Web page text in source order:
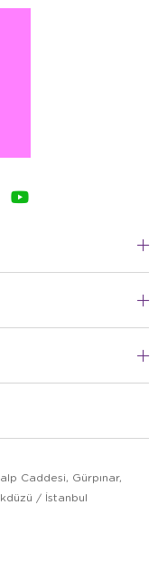
Caddesi, Gürpınar,
/ İstanbul